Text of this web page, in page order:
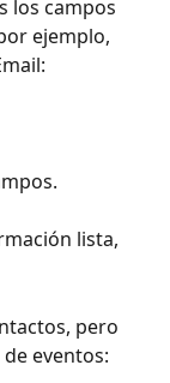
los campos
ejemplo,
lista,
pero
eventos: